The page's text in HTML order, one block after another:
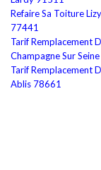
Refaire Sa Toiture
77441
Tarif Remplacement
Champagne Sur
Tarif Remplacement
Ablis 78661